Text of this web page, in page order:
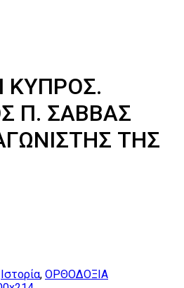
ΚΥΠΡΟΣ.
Π. ΣΑΒΒΑΣ
ΤΗΣ
Ιστορία, ΟΡΘΟΔΟΞΙΑ